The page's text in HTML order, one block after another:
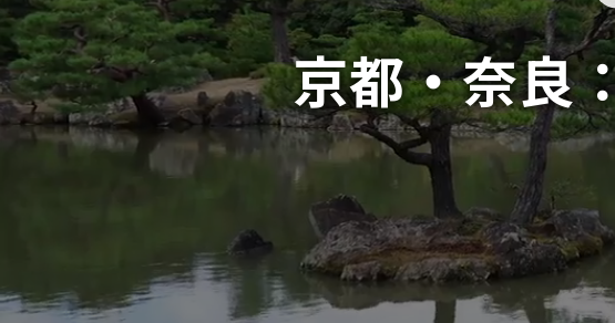
京都・奈良